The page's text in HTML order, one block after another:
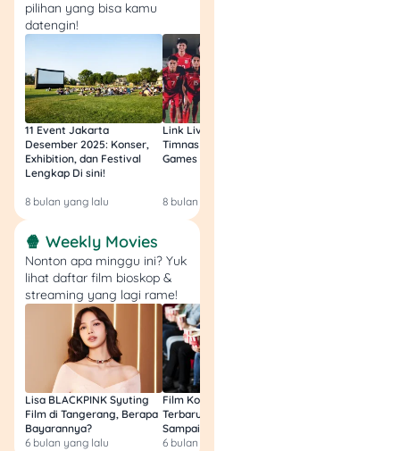
pilihan yang bisa kamu
datengin!
11 Event Jakarta
Desember 2025: Konser,
Exhibition, dan Festival
Lengkap Di sini!
8 bulan yang lalu
Link Live Streaming
Timnas vs Filipina SEA
Games Malam Ini, Gratis!
8 bulan yang lalu
🍿 Weekly Movies
Nonton apa minggu ini? Yuk
lihat daftar film bioskop &
streaming yang lagi rame!
Lisa BLACKPINK Syuting
Film di Tangerang, Berapa
Bayarannya?
6 bulan yang lalu
Film Komedi Indonesia
Terbaru 2026, Siap Ngakak
Sampai Sakit Perut!
6 bulan yang lalu